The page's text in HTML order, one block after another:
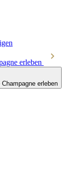
erleben
Champagne erleben